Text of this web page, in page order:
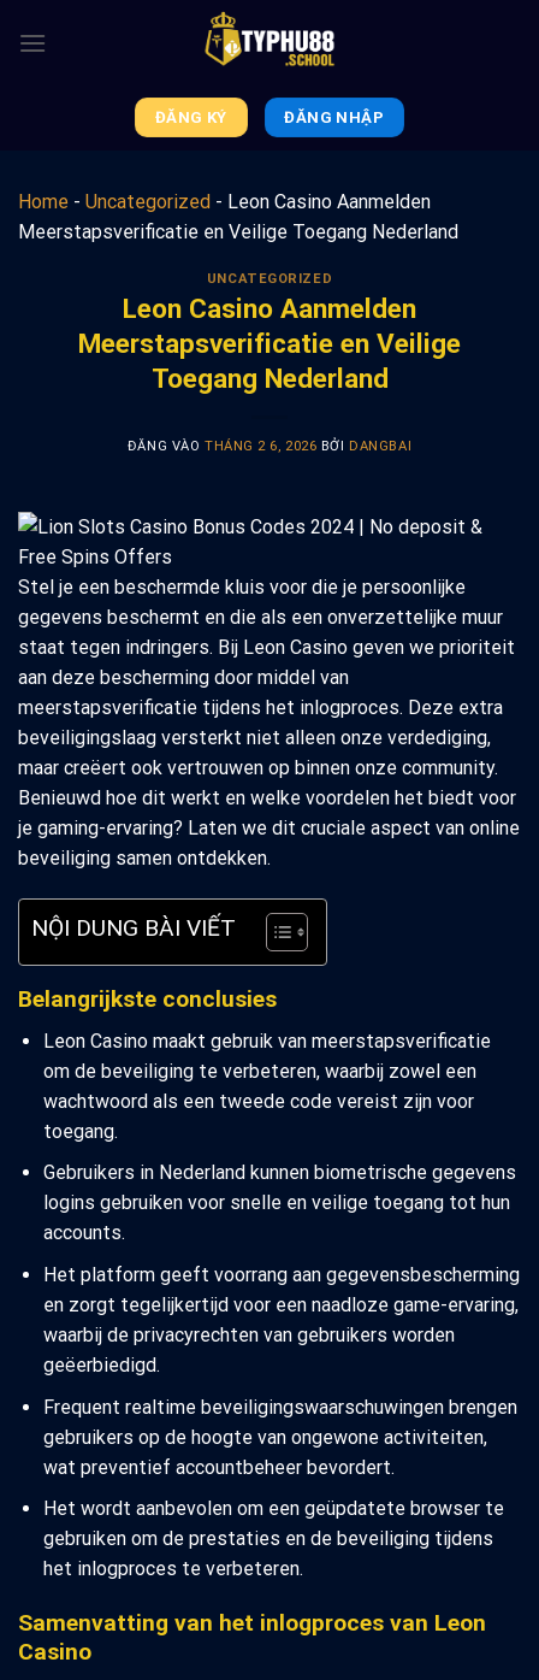
qua
ĐĂNG KÝ ĐĂNG NHẬP
Home - Uncategorized - Leon Casino Aanmelden
Meerstapsverificatie en Veilige Toegang Nederland
UNCATEGORIZED
Leon Casino Aanmelden
Meerstapsverificatie en Veilige
Toegang Nederland
ĐĂNG VÀO THÁNG 2 6, 2026 BỞI DANGBAI
Stel je een beschermde kluis voor die je persoonlijke
gegevens beschermt en die als een onverzettelijke muur
staat tegen indringers. Bij Leon Casino geven we prioriteit
aan deze bescherming door middel van
meerstapsverificatie tijdens het inlogproces. Deze extra
beveiligingslaag versterkt niet alleen onze verdediging,
maar creëert ook vertrouwen op binnen onze community.
Benieuwd hoe dit werkt en welke voordelen het biedt voor
je gaming-ervaring? Laten we dit cruciale aspect van online
beveiliging samen ontdekken.
NỘI DUNG BÀI VIẾT
Belangrijkste conclusies
Leon Casino maakt gebruik van meerstapsverificatie
om de beveiliging te verbeteren, waarbij zowel een
wachtwoord als een tweede code vereist zijn voor
toegang.
Gebruikers in Nederland kunnen biometrische gegevens
logins gebruiken voor snelle en veilige toegang tot hun
accounts.
Het platform geeft voorrang aan gegevensbescherming
en zorgt tegelijkertijd voor een naadloze game-ervaring,
waarbij de privacyrechten van gebruikers worden
geëerbiedigd.
Frequent realtime beveiligingswaarschuwingen brengen
gebruikers op de hoogte van ongewone activiteiten,
wat preventief accountbeheer bevordert.
Het wordt aanbevolen om een geüpdatete browser te
gebruiken om de prestaties en de beveiliging tijdens
het inlogproces te verbeteren.
Samenvatting van het inlogproces van Leon
Casino